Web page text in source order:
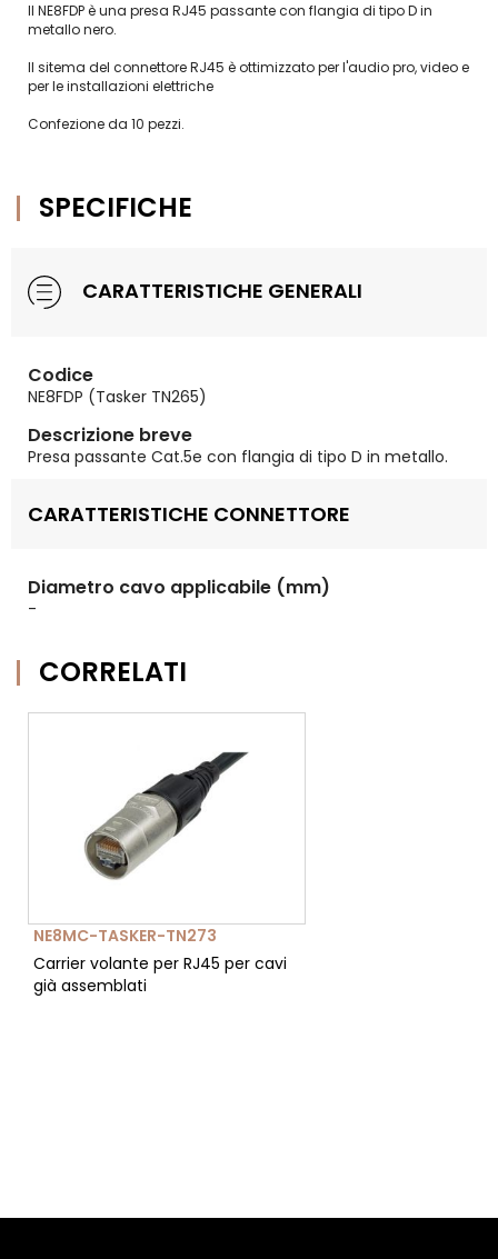
Il NE8FDP è una presa RJ45 passante con flangia di tipo D in
metallo nero.
Il sitema del connettore RJ45 è ottimizzato per l'audio pro, video e
per le installazioni elettriche
Confezione da 10 pezzi.
SPECIFICHE
CARATTERISTICHE GENERALI
Codice
NE8FDP (Tasker TN265)
Descrizione breve
Presa passante Cat.5e con flangia di tipo D in metallo.
CARATTERISTICHE CONNETTORE
Diametro cavo applicabile (mm)
-
CORRELATI
NE8MC-TASKER-TN273
Carrier volante per RJ45 per cavi
già assemblati